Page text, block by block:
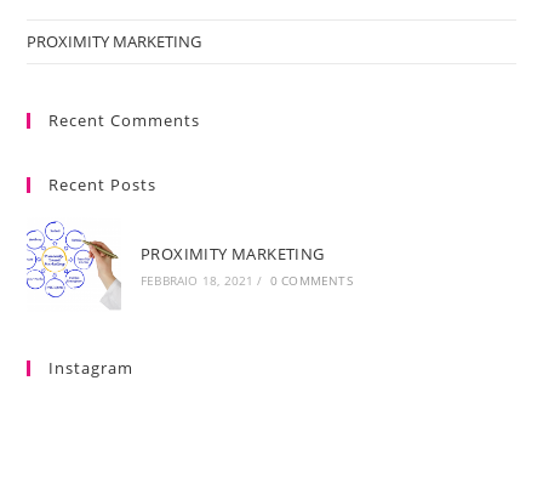
PROXIMITY MARKETING
Recent Comments
Recent Posts
PROXIMITY MARKETING
FEBBRAIO 18, 2021 / 0 COMMENTS
Instagram